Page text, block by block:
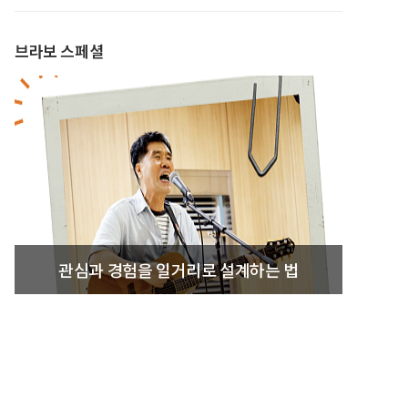
브라보 스페셜
관심과 경험을 일거리로 설계하는 법